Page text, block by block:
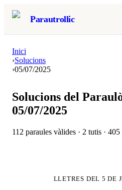
Parautrollic
Inici
›Solucions
›05/07/2025
Solucions del
05/07/2025
112 paraules vàlides · 2 tutis · 405
LLETRES DEL 5 DE